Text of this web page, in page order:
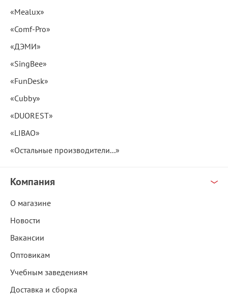
«Mealux»
«Comf-Pro»
«ДЭМИ»
«SingBee»
«FunDesk»
«Cubby»
«DUOREST»
«LIBAO»
«Остальные производители...»
Компания
О магазине
Новости
Вакансии
Оптовикам
Учебным заведениям
Доставка и сборка